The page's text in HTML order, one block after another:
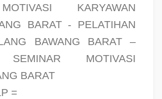
KARYAWAN
BARAT - PELATIHAN
BAWANG BARAT –
SEMINAR MOTIVASI
BARAT
=